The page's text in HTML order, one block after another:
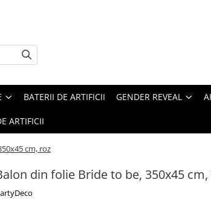
BATERII DE ARTIFICII GENDER REVEAL
ARTIFICII
cm, roz
din folie Bride to be, 350x45